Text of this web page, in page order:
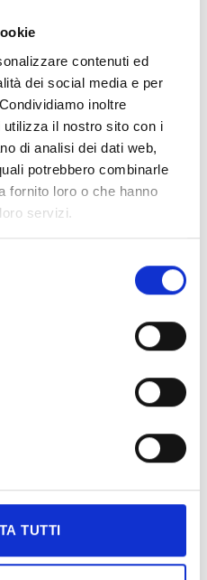
contenuti ed
dei social media e per
inoltre
il nostro sito con i
di analisi dei dati web,
potrebbero combinarle
fornito loro o che hanno
servizi.
TUTTI